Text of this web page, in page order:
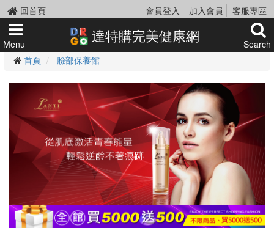
回首頁 會員登入 加入會員 客服專區
Menu 達特購完美健康網
Search
首頁
臉部保養館